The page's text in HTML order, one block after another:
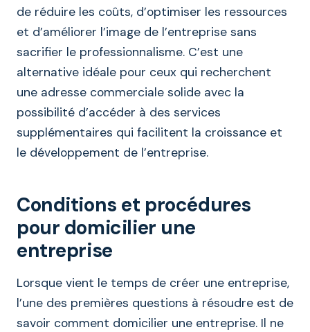
de réduire les coûts, d’optimiser les ressources
et d’améliorer l’image de l’entreprise sans
sacrifier le professionnalisme. C’est une
alternative idéale pour ceux qui recherchent
une adresse commerciale solide avec la
possibilité d’accéder à des services
supplémentaires qui facilitent la croissance et
le développement de l’entreprise.
Conditions et procédures
pour domicilier une
entreprise
Lorsque vient le temps de créer une entreprise,
l’une des premières questions à résoudre est de
savoir comment domicilier une entreprise. Il ne